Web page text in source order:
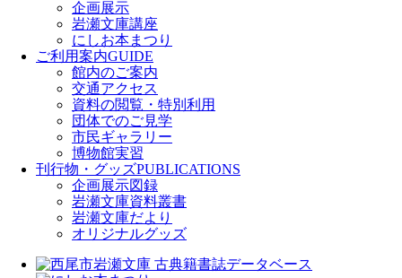
企画展示
岩瀬文庫講座
にしお本まつり
ご利用案内GUIDE
館内のご案内
交通アクセス
資料の閲覧・特別利用
団体でのご見学
市民ギャラリー
博物館実習
刊行物・グッズPUBLICATIONS
企画展示図録
岩瀬文庫資料叢書
岩瀬文庫だより
オリジナルグッズ